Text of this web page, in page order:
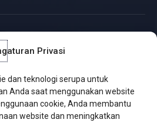
Privasi
dan teknologi serupa untuk
Anda saat menggunakan website
cookie, Anda membantu
website dan meningkatkan
Sukabumi